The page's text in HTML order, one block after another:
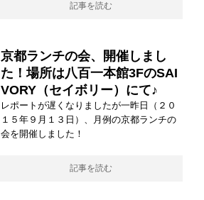
記事を読む
京都ランチの会、開催しまし
た！場所は八百一本館3FのSAI
VORY（セイボリー）にて♪
レポートが遅くなりましたが一昨日（２０
１５年９月１３日）、月例の京都ランチの
会を開催しました！
記事を読む